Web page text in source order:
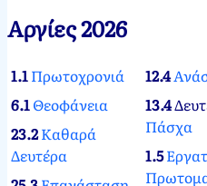
Αργίες 2026
1.1Πρωτοχρονιά
6.1Θεοφάνεια
23.2Καθαρά
Δευτέρα
12.4
13.4
Πάσχα
1.5